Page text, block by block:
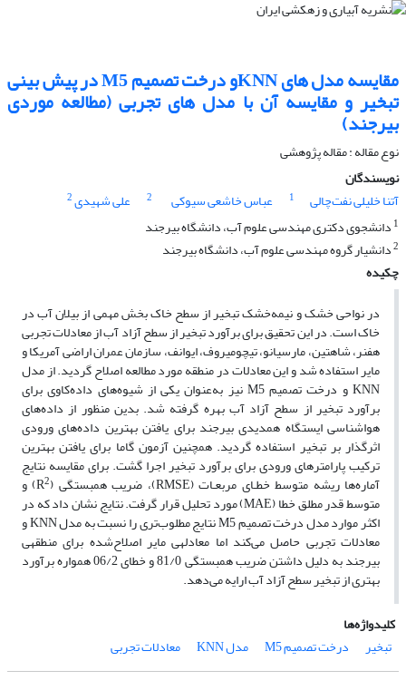
مقایسه مدل های KNNو درخت تصمیم M5 در پیش بینی
تبخیر و مقایسه آن با مدل های تجربی (مطالعه موردی
بیرجند)
نوع مقاله : مقاله پژوهشی
نویسندگان
آتنا خلیلی نفت‌چالی
1 عباس خاشعی سیوکی 2 علی شهیدی2
1 دانشجوی دکتری مهندسی علوم آب، دانشگاه بیرجند
2دانشیار گروه مهندسی علوم آب، دانشگاه بیرجند
چکیده
در نواحی خشک و نیمه‌خشک تبخیر از سطح خاک بخش مهمی از بیلان آب در
خاک است. در این تحقیق برای برآورد تبخیر از سطح آزاد آب از معادلات تجربی
هفنر، شاهتین، مارسیانو، تیچومیروف، ایوانف، سازمان عمران اراضی آمریکا و
مایر استفاده شد و این معادلات در منطقه مورد مطالعه اصلاح گردید. از مدل
KNN و درخت تصمیم M5 نیز به‌عنوان یکی از شیوه‌های داده‌کاوی برای
برآورد تبخیر از سطح آزاد آب بهره گرفته شد. بدین منظور از داده‌های
هواشناسی ایستگاه همدیدی بیرجند برای یافتن بهترین داده‌های ورودی
اثرگذار بر تبخیر استفاده گردید. همچنین آزمون گاما برای یافتن بهترین
ترکیب پارامترهای ورودی برای برآورد تبخیر اجرا گشت. برای مقایسه نتایج
آماره‌ها ریشه متوسط خطـای مربعـات (RMSE)، ضریب همبستگی (R 2 ) و
متوسط قدر مطلق خطا (MAE) مورد تحلیل قرار گرفت. نتایج نشان داد که در
اکثر موارد مدل درخت تصمیم M5 نتایج مطلوب‌تری را نسبت به مدل KNN و
معادلات تجربی حاصل می‌کند اما معادله­ی مایر اصلاح‌شده برای منطقه­ی
بیرجند به دلیل داشتن ضریب همبستگی 81/0 و خطای 06/2 همواره برآورد
بهتری از تبخیر سطح آزاد آب ارایه می‌دهد.
کلیدواژه‌ها
تبخیر
درخت تصمیم M5 مدل KNN معادلات تجربی